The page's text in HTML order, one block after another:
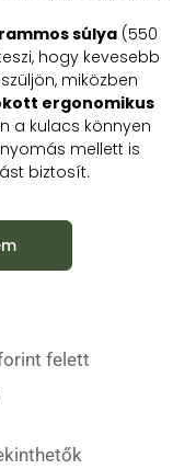
súlya (550
hogy kevesebb
miközben
ergonomikus
a kulacs könnyen
mellett is
biztosít.
felett